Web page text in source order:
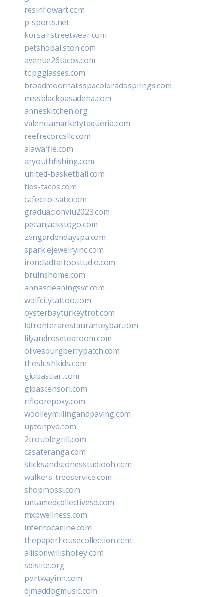
resinflowart.com
p-sports.net
korsairstreetwear.com
petshopallston.com
avenue26tacos.com
topgglasses.com
broadmoornailsspacoloradosprings.com
missblackpasadena.com
anneskitchen.org
valenciamarketytaqueria.com
reefrecordsllc.com
alawaffle.com
aryouthfishing.com
united-basketball.com
tios-tacos.com
cafecito-satx.com
graduacionviu2023.com
pecanjackstogo.com
zengardendayspa.com
sparklejewelryinc.com
ironcladtattoostudio.com
bruinshome.com
annascleaningsvc.com
wolfcitytattoo.com
oysterbayturkeytrot.com
lafronterarestauranteybar.com
lilyandrosetearoom.com
olivesburgberrypatch.com
theslushkids.com
giobastian.com
glpascensori.com
rifloorepoxy.com
woolleymillingandpaving.com
uptonpvd.com
2troublegrill.com
casateranga.com
sticksandstonesstudiooh.com
walkers-treeservice.com
shopmossi.com
untamedcollectivesd.com
mxpwellness.com
infernocanine.com
thepaperhousecollection.com
allisonwillisholley.com
solslite.org
portwayinn.com
djmaddogmusic.com